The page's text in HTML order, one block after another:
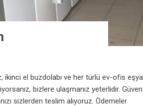
ikinci el buzdolabı ve her türlü ev-ofis eşya
bizlere ulaşmanız yeterlidir. Güven
sizlerden teslim alıyoruz. Ödemeler